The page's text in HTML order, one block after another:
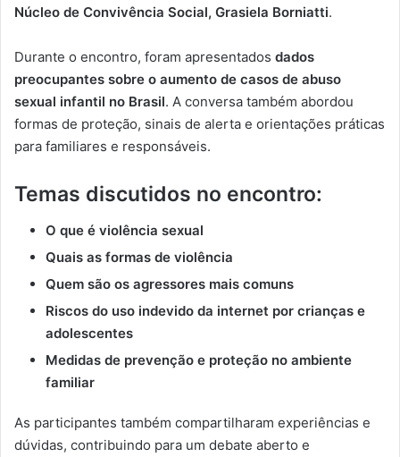
Núcleo de Convivência Social, Grasiela Borniatti.
Durante o encontro, foram apresentados dados
preocupantes sobre o aumento de casos de abuso
sexual infantil no Brasil. A conversa também abordou
formas de proteção, sinais de alerta e orientações práticas
para familiares e responsáveis.
Temas discutidos no encontro:
O que é violência sexual
Quais as formas de violência
Quem são os agressores mais comuns
Riscos do uso indevido da internet por crianças e
adolescentes
Medidas de prevenção e proteção no ambiente
familiar
As participantes também compartilharam experiências e
dúvidas, contribuindo para um debate aberto e